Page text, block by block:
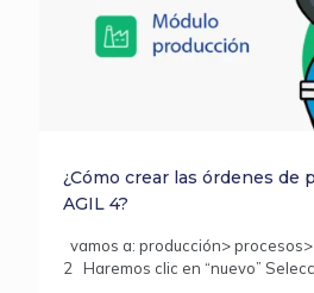
¿Cómo crear las órdenes de
AGIL 4?
vamos a: producción>
2 Haremos clic en “nuevo”